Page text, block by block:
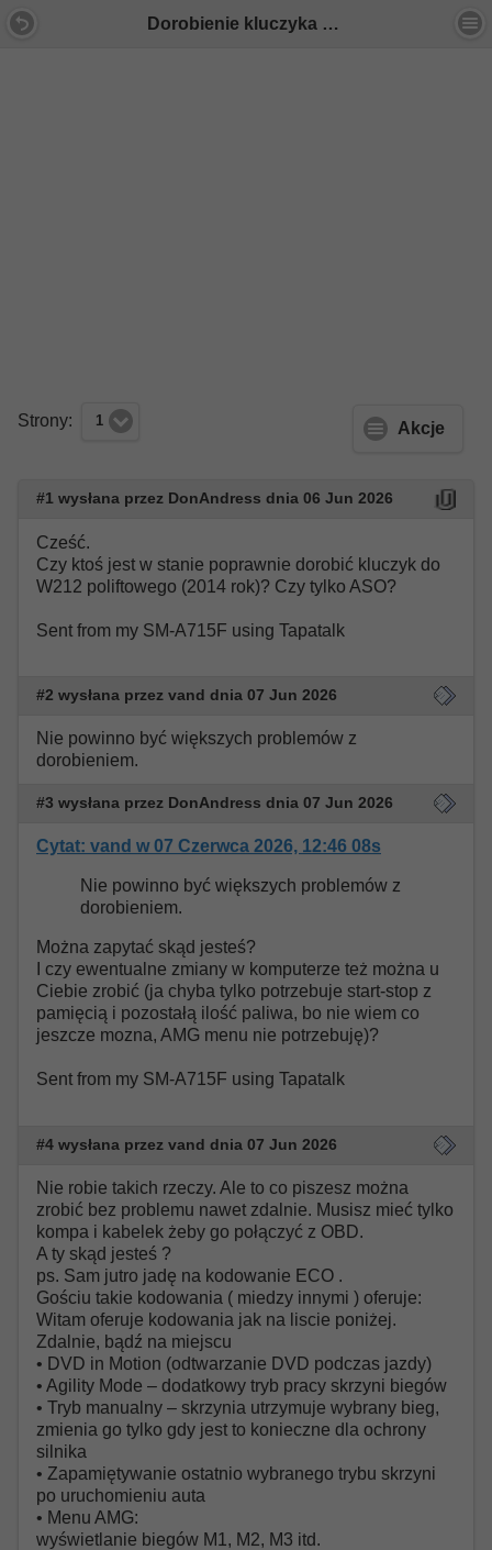
Dorobienie kluczyka - Forum Mercedes E-Klasa
Strony: 1 Akcje
#1 wysłana przez DonAndress dnia 06 Jun 2026
Cześć.
Czy ktoś jest w stanie poprawnie dorobić kluczyk do
W212 poliftowego (2014 rok)? Czy tylko ASO?
Sent from my SM-A715F using Tapatalk
#2 wysłana przez vand dnia 07 Jun 2026
Nie powinno być większych problemów z
dorobieniem.
#3 wysłana przez DonAndress dnia 07 Jun 2026
Cytat: vand w 07 Czerwca 2026, 12:46 08s
Nie powinno być większych problemów z
dorobieniem.
Można zapytać skąd jesteś?
I czy ewentualne zmiany w komputerze też można u
Ciebie zrobić (ja chyba tylko potrzebuje start-stop z
pamięcią i pozostałą ilość paliwa, bo nie wiem co
jeszcze mozna, AMG menu nie potrzebuję)?
Sent from my SM-A715F using Tapatalk
#4 wysłana przez vand dnia 07 Jun 2026
Nie robie takich rzeczy. Ale to co piszesz można
zrobić bez problemu nawet zdalnie. Musisz mieć tylko
kompa i kabelek żeby go połączyć z OBD.
A ty skąd jesteś ?
ps. Sam jutro jadę na kodowanie ECO .
Gościu takie kodowania ( miedzy innymi ) oferuje:
Witam oferuje kodowania jak na liscie poniżej.
Zdalnie, bądź na miejscu
• DVD in Motion (odtwarzanie DVD podczas jazdy)
• Agility Mode – dodatkowy tryb pracy skrzyni biegów
• Tryb manualny – skrzynia utrzymuje wybrany bieg,
zmienia go tylko gdy jest to konieczne dla ochrony
silnika
• Zapamiętywanie ostatnio wybranego trybu skrzyni
po uruchomieniu auta
• Menu AMG:
wyświetlanie biegów M1, M2, M3 itd.